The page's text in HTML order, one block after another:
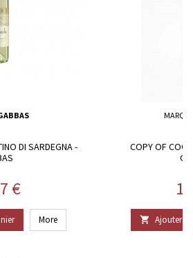
DI SARDEGNA -
€
More
COPY OF
 Ajouter